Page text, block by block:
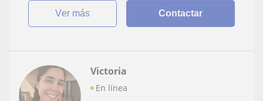
ver más Contactar
Victoria
En línea